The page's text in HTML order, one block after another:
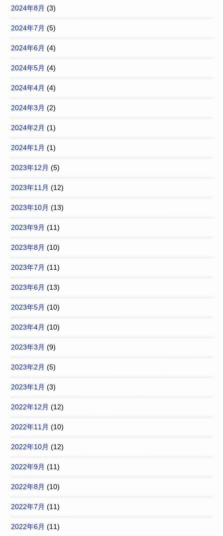
2024年8月 (3)
2024年7月 (5)
2024年6月 (4)
2024年5月 (4)
2024年4月 (4)
2024年3月 (2)
2024年2月 (1)
2024年1月 (1)
2023年12月 (5)
2023年11月 (12)
2023年10月 (13)
2023年9月 (11)
2023年8月 (10)
2023年7月 (11)
2023年6月 (13)
2023年5月 (10)
2023年4月 (10)
2023年3月 (9)
2023年2月 (5)
2023年1月 (3)
2022年12月 (12)
2022年11月 (10)
2022年10月 (12)
2022年9月 (11)
2022年8月 (10)
2022年7月 (11)
2022年6月 (11)